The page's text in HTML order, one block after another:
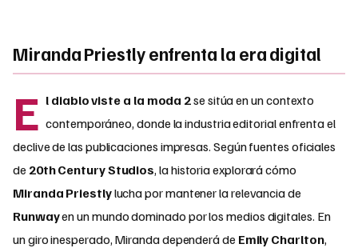
Miranda Priestly enfrenta la era digital
E l diablo viste a la moda 2se sitúa en un contexto
contemporáneo, donde la industria editorial enfrenta el
declive de las publicaciones impresas. Según fuentes oficiales
de 20th Century Studios, la historia explorará cómo
Miranda Priestlylucha por mantener la relevancia de
Runwayen un mundo dominado por los medios digitales. En
un giro inesperado, Miranda dependerá de Emily Charlton,